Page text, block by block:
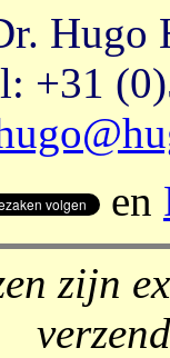
Hugo
+31
en
zijn